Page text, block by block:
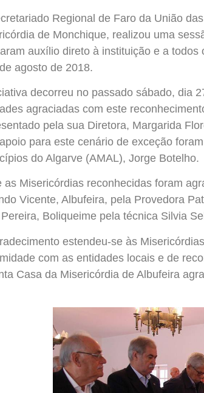
Regional de Faro da União
de Monchique, realizou uma
auxílio direto à instituição e a
agosto de 2018.
decorreu no passado sábado, dia
agraciadas com este
pela sua Diretora, Margarida
para este cenário de exceção
do Algarve (AMAL), Jorge Botelho.
as Misericórdias reconhecidas foram
Vicente, Albufeira, pela Provedora
Boliqueime pela técnica Silvia
estendeu-se às
com as entidades locais e de
Casa da Misericórdia de Albufeira